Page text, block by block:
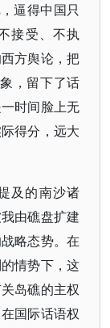
逼得中国只
接受、不执
方舆论，把
，留下了话
时间脸上无
得分，远大
及的南沙诸
由礁盘扩建
略态势。在
情势下，这
岛礁的主权
国际话语权